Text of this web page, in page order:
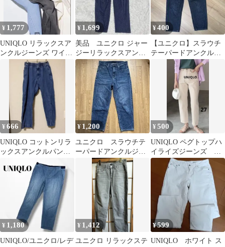
¥ 1,777
UNIQLO リラックスア
ンクルジーンズ ワイド
フィット 紐なし
¥ 1,699
美品 ユニクロ ジャー
ジーリラックスアンク
ルパンツ（デニム） M
インディゴ
¥400
【ユニクロ】スラウチ
テーパードアンクルジ
¥666
UNIQLO コットンリラ
ックスアンクルパンツ
(デニム) Sサイズ
¥ 1,200
ユニクロ スラウチテ
ーパードアンクルジー
ンズ リラックステーパ
ード デニム
¥500
UNIQLO ペグトップハ
イライズジーンズ ア
イボリー ホワイトデ
ニムパンツ
¥ 1,180
UNIQLO/ユニクロ/レデ
¥ 1,412
ユニクロ リラックステ
¥ 599
UNIQLO ホワイト ス